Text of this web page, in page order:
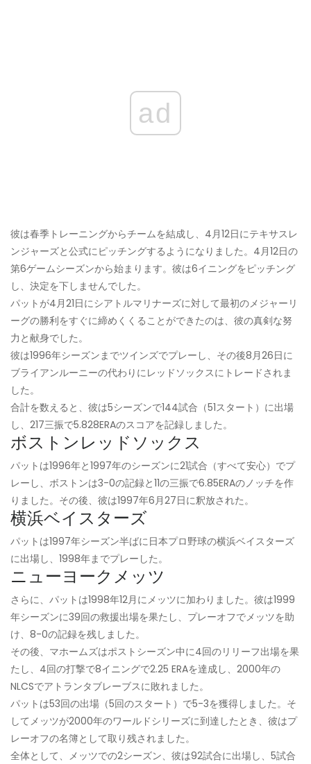
ad
彼は春季トレーニングからチームを結成し、4月12日にテキサスレ
ンジャーズと公式にピッチングするようになりました。4月12日の
第6ゲームシーズンから始まります。彼は6イニングをピッチング
し、決定を下しませんでした。
パットが4月21日にシアトルマリナーズに対して最初のメジャーリ
ーグの勝利をすぐに締めくくることができたのは、彼の真剣な努
力と献身でした。
彼は1996年シーズンまでツインズでプレーし、その後8月26日に
ブライアンルーニーの代わりにレッドソックスにトレードされま
した。
合計を数えると、彼は5シーズンで144試合（51スタート）に出場
し、217三振で5.828ERAのスコアを記録しました。
ボストンレッドソックス
パットは1996年と1997年のシーズンに21試合（すべて安心）でプ
レーし、ボストンは3-0の記録と11の三振で6.85ERAのノッチを作
りました。その後、彼は1997年6月27日に釈放された。
横浜ベイスターズ
パットは1997年シーズン半ばに日本プロ野球の横浜ベイスターズ
に出場し、1998年までプレーした。
ニューヨークメッツ
さらに、パットは1998年12月にメッツに加わりました。彼は1999
年シーズンに39回の救援出場を果たし、プレーオフでメッツを助
け、8-0の記録を残しました。
その後、マホームズはポストシーズン中に4回のリリーフ出場を果
たし、4回の打撃で8イニングで2.25 ERAを達成し、2000年の
NLCSでアトランタブレーブスに敗れました。
パットは53回の出場（5回のスタート）で5-3を獲得しました。そ
してメッツが2000年のワールドシリーズに到達したとき、彼はプ
レーオフの名簿として取り残されました。
全体として、メッツでの2シーズン、彼は92試合に出場し、5試合